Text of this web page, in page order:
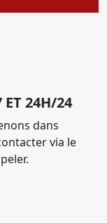
ET 24H/24
dans
via le